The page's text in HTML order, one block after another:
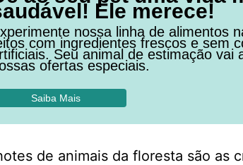
Ele merece!
nossa linha de alimentos
com ingredientes frescos e sem
Seu animal de estimação vai
ofertas especiais.
Saiba Mais
de animais da floresta são as